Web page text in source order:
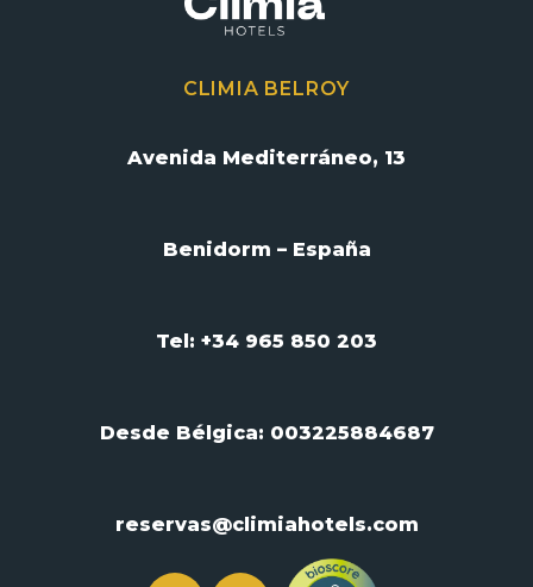
CLIMIA BELROY
Avenida Mediterráneo, 13
Benidorm – España
Tel: +34 965 850 203
Desde Bélgica: 003225884687
reservas@climiahotels.com